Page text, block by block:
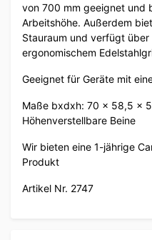
von 700 mm geeignet und
Arbeitshöhe. Außerdem
Stauraum und verfügt
ergonomischem
Geeignet für Geräte mit
Maße bxdxh: 70 x 58,5 x
Höhenverstellbare Beine
Wir bieten eine 1-jährige
Produkt
Artikel Nr. 2747